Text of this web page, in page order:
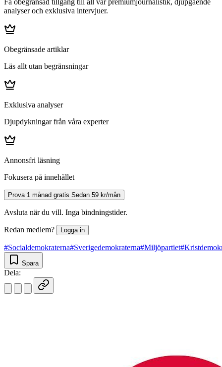
analyser och exklusiva intervjuer.
Obegränsade artiklar
Läs allt utan begränsningar
Exklusiva analyser
Djupdykningar från våra experter
Annonsfri läsning
Fokusera på innehållet
Prova 1 månad gratis Sedan 59 kr/mån
Avsluta när du vill. Inga bindningstider.
Redan medlem? Logga in
#Socialdemokraterna#Sverigedemokraterna#Miljöpartiet
Spara
Dela: